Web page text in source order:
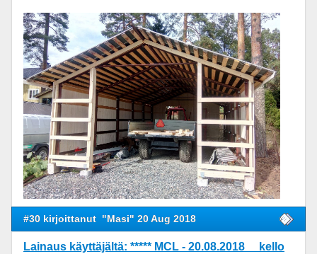
#30 kirjoittanut "Masi" 20 Aug 2018
Lainaus käyttäjältä: ***** MCL - 20.08.2018 kello